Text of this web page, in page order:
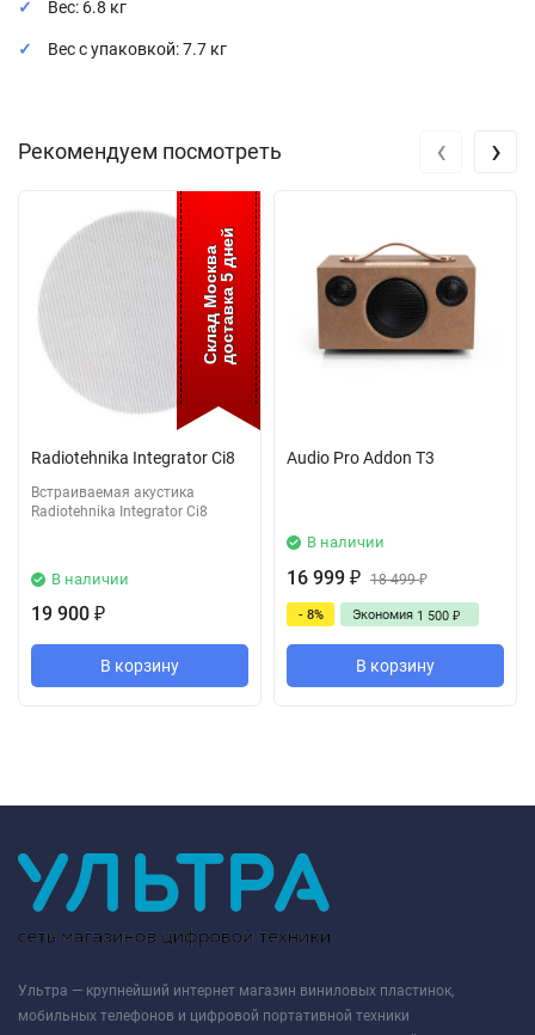
Вес: 6.8 кг
Вес с упаковкой: 7.7 кг
Рекомендуем посмотреть
Склад Москвадоставка 5 дней
Radiotehnika Integrator Ci8
Встраиваемая акустика
Radiotehnika Integrator Ci8
В наличии
19 900 ₽
В корзину
Audio Pro Addon T3
В наличии
16 999 ₽ 18 499₽
- 8% Экономия 1 500 ₽
В корзину
‹ ›
Ультра — крупнейший интернет магазин виниловых пластинок,
мобильных телефонов и цифровой портативной техники